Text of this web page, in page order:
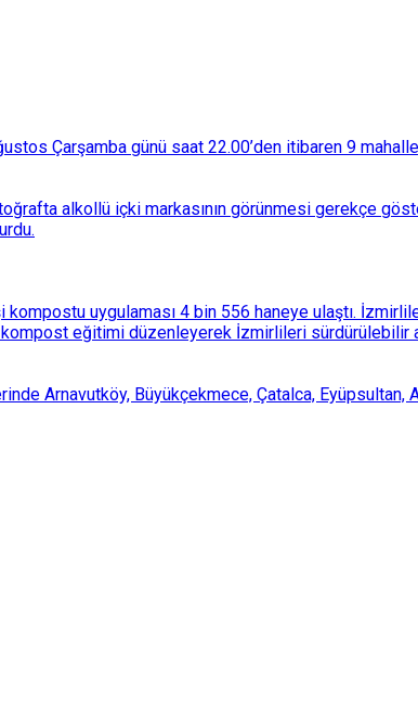
Çarşamba günü saat 22.00’den itibaren 9
alkollü içki markasının görünmesi gerekçe
kompostu uygulaması 4 bin 556 haneye ulaştı.
kompost eğitimi düzenleyerek İzmirlileri
Arnavutköy, Büyükçekmece, Çatalca, Eyüpsultan,